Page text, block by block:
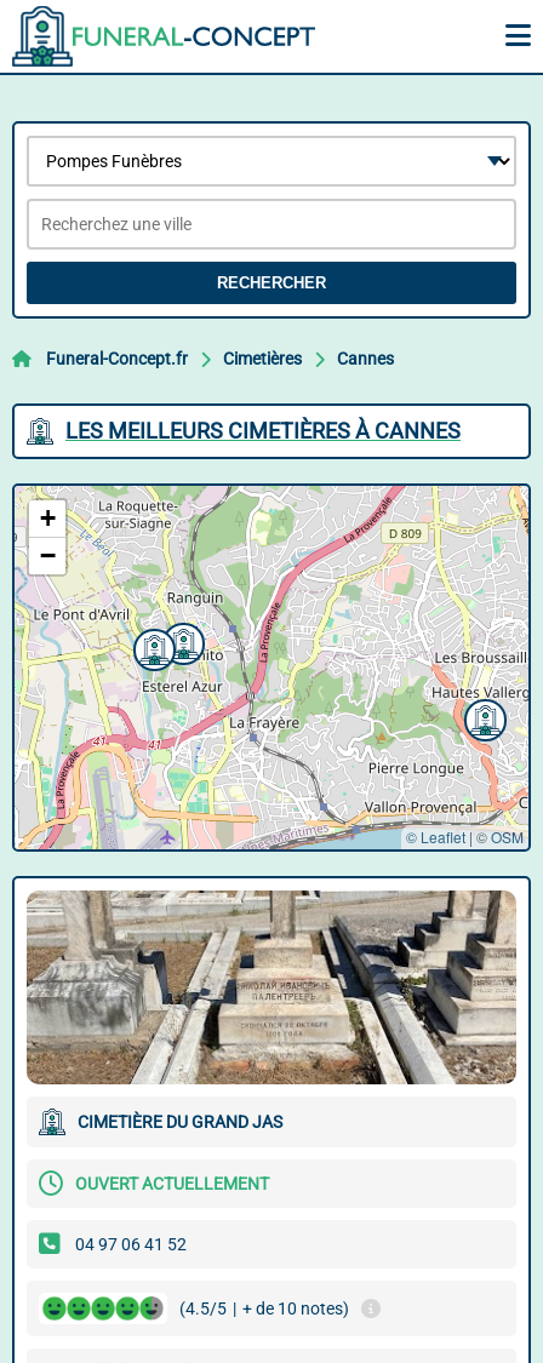
RECHERCHER
Funeral-Concept.fr Cimetières Cannes
LES MEILLEURS CIMETIÈRES À CANNES
+
−
© Leaflet|©OSM
CIMETIÈRE DU GRAND JAS
OUVERT ACTUELLEMENT
04 97 06 41 52
(4.5/5 | + de 10 notes)